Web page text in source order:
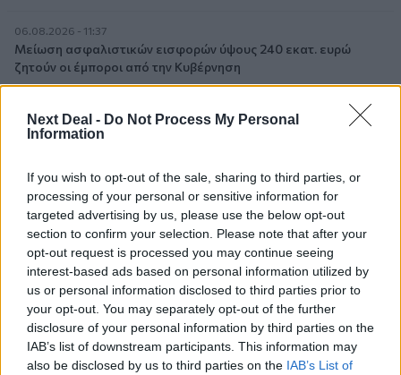
Next Deal - Do Not Process My Personal
Information
If you wish to opt-out of the sale, sharing to third parties, or
processing of your personal or sensitive information for
targeted advertising by us, please use the below opt-out
section to confirm your selection. Please note that after your
opt-out request is processed you may continue seeing
interest-based ads based on personal information utilized by
us or personal information disclosed to third parties prior to
your opt-out. You may separately opt-out of the further
disclosure of your personal information by third parties on the
IAB’s list of downstream participants. This information may
also be disclosed by us to third parties on the IAB’s List of
06.08.2026 - 11:37
Μείωση ασφαλιστικών εισφορών ύψους 240 εκατ. ευρώ
ζητούν οι έμποροι από την Κυβέρνηση
Ευρώπη: Μπορεί η κλιματική αλλαγή να οδηγήσει σε
ενεργειακή κρίση;
06.08.2026 - 09:15
Στέλιος Λιανός – INTERAMERICAN / Αθηναϊκή Γενική Κλινική
06.08.2026 - 08:40
Η γαλλική «ψήφος» στο «καλώδιο» και τα συμφέροντα, οι
ελληνικές τράπεζες «πρωταθλήτριες» στα δάνεια, νέο deal
Βαρδινογιάννη- Εξάρχου και ο διπλασιασμός των κερδών της
ΔΕΗ
05.08.2026 - 13:37
Randy Schekman, Νομπελίστας Ιατρικής: «Σε πέντε χρόνια